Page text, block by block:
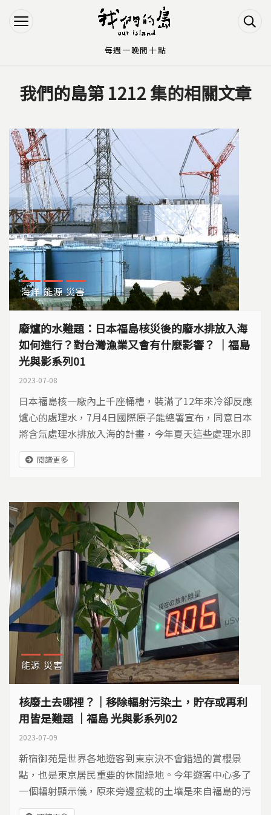
Jump to Navigation
Jump to Main content
您在這裡
我們的島第 1212 集的相關文章
海洋 能源 災害
廢爐的水難題：日本福島核災後的廢水排放入海
如何進行？對台灣漁業又會有什麼影響？ ｜福島
光與影系列01
2023-07-08
日本福島核一廠內上千座桶槽，裝滿了12年來冷卻反應
爐心的處理水，7月4日國際原子能總署宣布，同意日本
將含氚處理水排放入海的計畫，今年夏天這些處理水即
將排入海洋，會有哪些疑慮？對台灣又有什麼影響呢？
閱讀更多
能源 災害
核廢土去哪裡？｜移除輻射污染土，貯存或再利
用皆是難題 ｜福島 光與影系列02
2023-07-09
新宿御苑是世界各地遊客到東京決不會錯過的賞櫻景
點，也是東京居民重要的休閒綠地。今年遊客中心多了
一個輻射顯示儀，原來旁邊盆栽的土壤是來自福島的污
染土。這些污染土為什麼要從數百里外的福島，來到東
每週一晚間十點